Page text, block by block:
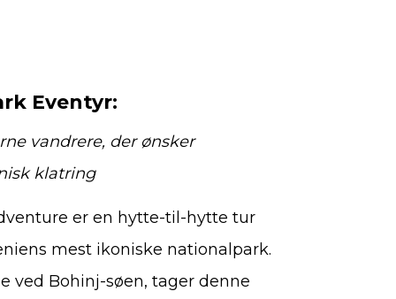
Eventyr:
vandrere, der ønsker
klatring
er en hytte-til-hytte tur
mest ikoniske nationalpark.
ved Bohinj-søen, tager denne